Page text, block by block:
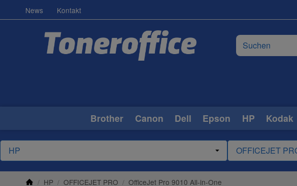
News Kontakt
Brother Canon Dell Epson HP Kodak
/ HP / OFFICEJET PRO / OfficeJet Pro 9010 All-in-One